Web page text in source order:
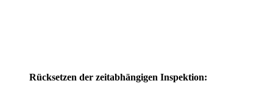
Rücksetzen der zeitabhängigen Inspektion: